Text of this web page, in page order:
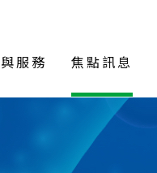
服務 焦點訊息